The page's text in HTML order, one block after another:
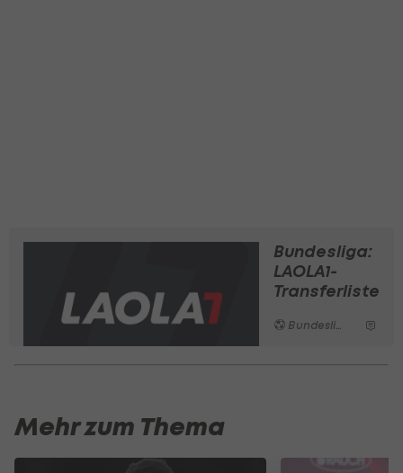
Bundesliga:
LAOLA1-
Transferliste
Bundesliga
Mehr zum Thema